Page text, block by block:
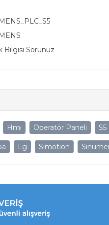
Bilgisi Sorunuz
Hmı Operatör Paneli S5
Lg Sımotion